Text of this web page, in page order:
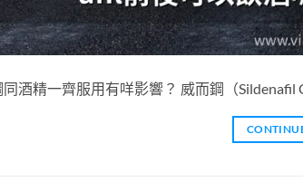
同酒精一齊服用有咩影響？ 威而鋼（